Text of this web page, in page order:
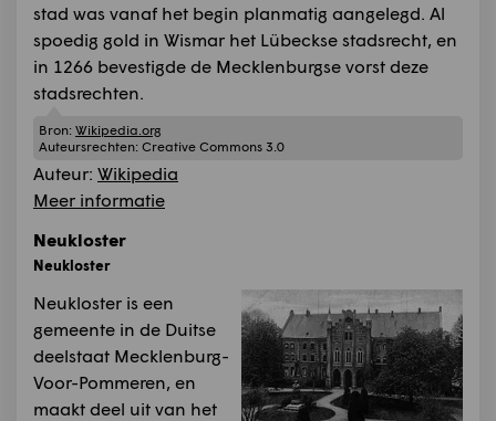
stad was vanaf het begin planmatig aangelegd. Al
spoedig gold in Wismar het Lübeckse stadsrecht, en
in 1266 bevestigde de Mecklenburgse vorst deze
stadsrechten.
Bron: Wikipedia.org
Auteursrechten: Creative Commons 3.0
Auteur: Wikipedia
Meer informatie
Neukloster
Neukloster
Neukloster is een
gemeente in de Duitse
deelstaat Mecklenburg-
Voor-Pommeren, en
maakt deel uit van het